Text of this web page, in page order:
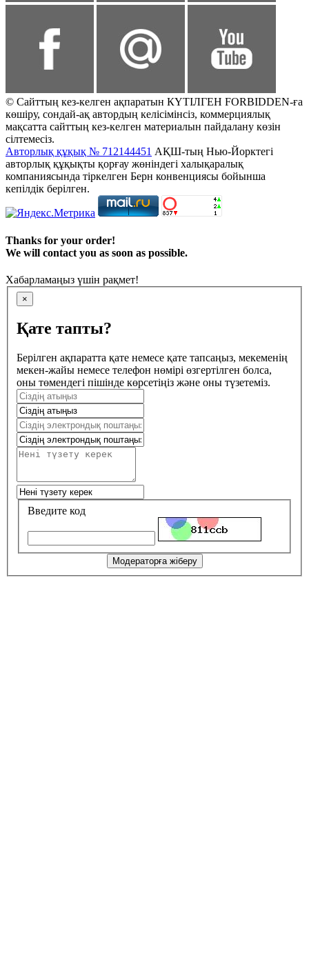
© Сайттың кез-келген ақпаратын КҮТІЛГЕН FORBIDDEN-ға
көшіру, сондай-ақ автордың келісімінсіз, коммерциялық
мақсатта сайттың кез-келген материалын пайдалану көзін
сілтемесіз.
Авторлық құқық № 712144451 АҚШ-тың Нью-Йорктегі
авторлық құқықты қорғау жөніндегі халықаралық
компаниясында тіркелген Берн конвенциясы бойынша
кепілдік берілген.
Thanks for your order!
We will contact you as soon as possible.
Хабарламаңыз үшін рақмет!
×
Қате тапты?
Берілген ақпаратта қате немесе қате тапсаңыз, мекеменің
мекен-жайы немесе телефон нөмірі өзгертілген болса,
оны төмендегі пішінде көрсетіңіз және оны түзетеміз.
Введите код
Модераторға жіберу